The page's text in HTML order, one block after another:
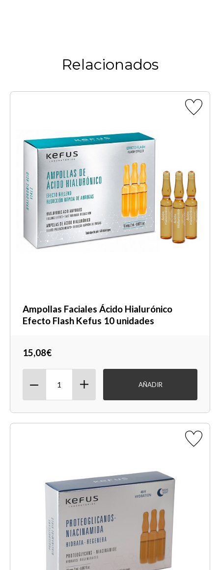
Relacionados
Ampollas Faciales Ácido Hialurónico
Efecto Flash Kefus 10 unidades
15,08€
AÑADIR